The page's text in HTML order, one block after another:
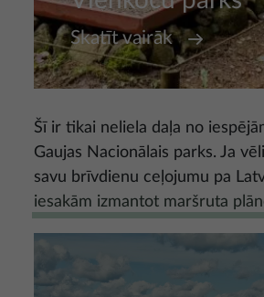
Skatīt vairāk
Šī ir tikai neliela daļa no
Gaujas Nacionālais parks. Ja
savu brīvdienu ceļojumu pa
iesakām izmantot maršruta